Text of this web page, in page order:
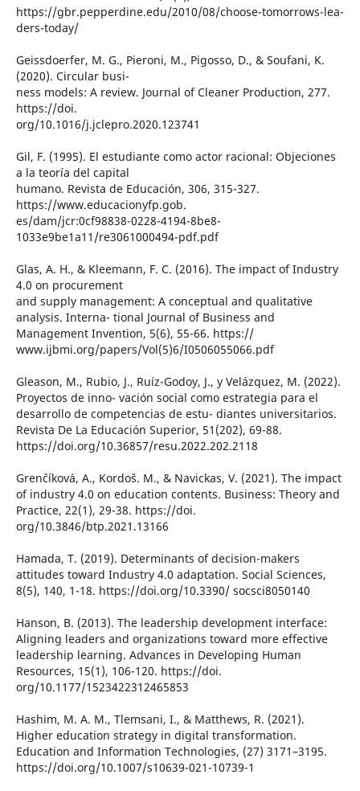
https://gbr.pepperdine.edu/2010/08/choose-tomorrows-lea-
ders-today/
Geissdoerfer, M. G., Pieroni, M., Pigosso, D., & Soufani, K.
(2020). Circular busi-
ness models: A review. Journal of Cleaner Production, 277.
https://doi.
org/10.1016/j.jclepro.2020.123741
Gil, F. (1995). El estudiante como actor racional: Objeciones
a la teoría del capital
humano. Revista de Educación, 306, 315-327.
https://www.educacionyfp.gob.
es/dam/jcr:0cf98838-0228-4194-8be8-
1033e9be1a11/re3061000494-pdf.pdf
Glas, A. H., & Kleemann, F. C. (2016). The impact of Industry
4.0 on procurement
and supply management: A conceptual and qualitative
analysis. Interna- tional Journal of Business and
Management Invention, 5(6), 55-66. https://
www.ijbmi.org/papers/Vol(5)6/I0506055066.pdf
Gleason, M., Rubio, J., Ruíz-Godoy, J., y Velázquez, M. (2022).
Proyectos de inno- vación social como estrategia para el
desarrollo de competencias de estu- diantes universitarios.
Revista De La Educación Superior, 51(202), 69-88.
https://doi.org/10.36857/resu.2022.202.2118
Grenčíková, A., Kordoš. M., & Navickas, V. (2021). The impact
of industry 4.0 on education contents. Business: Theory and
Practice, 22(1), 29-38. https://doi.
org/10.3846/btp.2021.13166
Hamada, T. (2019). Determinants of decision-makers
attitudes toward Industry 4.0 adaptation. Social Sciences,
8(5), 140, 1-18. https://doi.org/10.3390/ socsci8050140
Hanson, B. (2013). The leadership development interface:
Aligning leaders and organizations toward more effective
leadership learning. Advances in Developing Human
Resources, 15(1), 106-120. https://doi.
org/10.1177/1523422312465853
Hashim, M. A. M., Tlemsani, I., & Matthews, R. (2021).
Higher education strategy in digital transformation.
Education and Information Technologies, (27) 3171–3195.
https://doi.org/10.1007/s10639-021-10739-1